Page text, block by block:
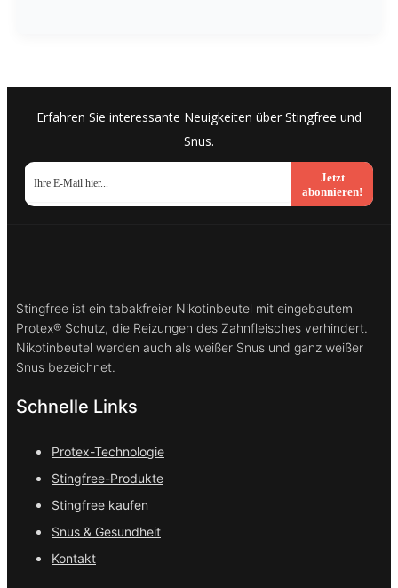
Erfahren Sie interessante Neuigkeiten über Stingfree und
Snus.
Jetzt
abonnieren!
Stingfree ist ein tabakfreier Nikotinbeutel mit eingebautem
Protex® Schutz, die Reizungen des Zahnfleisches verhindert.
Nikotinbeutel werden auch als weißer Snus und ganz weißer
Snus bezeichnet.
Schnelle Links
Protex-Technologie
Stingfree-Produkte
Stingfree kaufen
Snus & Gesundheit
Kontakt